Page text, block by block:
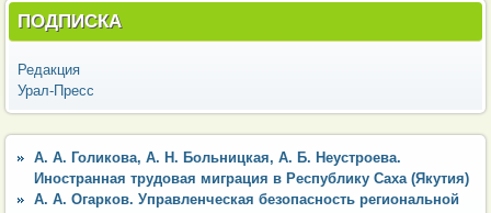
ПОДПИСКА
Редакция
Урал-Пресс
А. А. Голикова, А. Н. Больницкая, А. Б. Неустроева.
Иностранная трудовая миграция в Республику Саха (Якутия)
А. А. Огарков. Управленческая безопасность региональной